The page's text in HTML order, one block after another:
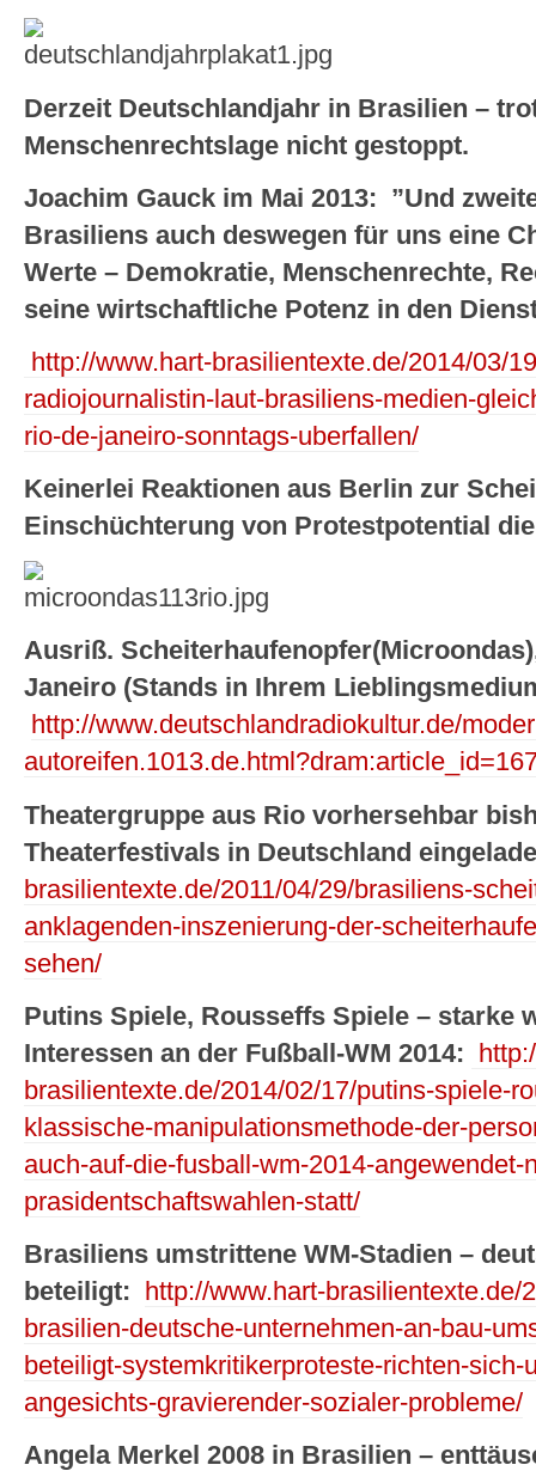
Derzeit Deutschlandjahr in Brasilien –
Menschenrechtslage nicht gestoppt.
Joachim Gauck im Mai 2013: ”Und
Brasiliens auch deswegen für uns eine
Werte – Demokratie, Menschenrechte,
seine wirtschaftliche Potenz in den
http://www.hart-brasilientexte.de/2014/03/
radiojournalistin-laut-brasiliens-medien-
rio-de-janeiro-sonntags-uberfallen/
Keinerlei Reaktionen aus Berlin zur
Einschüchterung von Protestpotential
Ausriß.
Janeiro (Stands in Ihrem
http://www.deutschlandradiokultur.de/
Theatergruppe aus Rio vorhersehbar
Theaterfestivals in Deutschland
brasilientexte.de/2011/04/29/brasiliens-
anklagenden-inszenierung-der-
sehen/
Putins Spiele, Rousseffs Spiele – starke
Interessen an der Fußball-WM 2014:
brasilientexte.de/2014/02/17/putins-spiele-
klassische-manipulationsmethode-der-
auch-auf-die-fusball-wm-2014-angewendet-
prasidentschaftswahlen-statt/
Brasiliens umstrittene WM-Stadien –
beteiligt:
http://www.hart-
brasilien-deutsche-unternehmen-an-bau-
beteiligt-systemkritikerproteste-richten-
angesichts-gravierender-sozialer-probleme/
Angela Merkel 2008 in Brasilien –